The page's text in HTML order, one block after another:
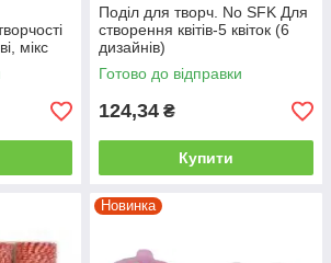
мікс
Поділ для творч. No SFK Для
створення квітів-5 квіток (6
дизайнів)
Готово до відправки
124,34 ₴
Купити
Новинка